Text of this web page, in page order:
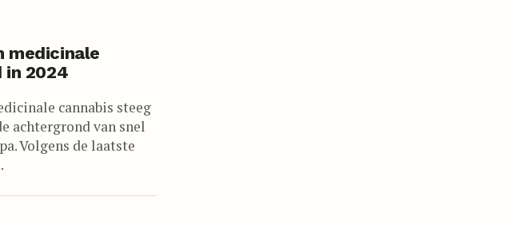
medicinale
in 2024
cannabis steeg
achtergrond van snel
Volgens de laatste